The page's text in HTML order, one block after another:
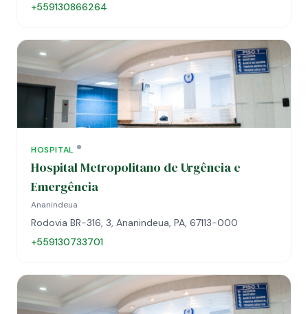
+559130866264
HOSPITAL
Hospital Metropolitano de Urgência e
Emergência
Ananindeua
Rodovia BR-316, 3, Ananindeua, PA, 67113-000
+559130733701